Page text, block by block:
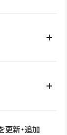
たうえで、
の場合は、
けではないた
・リダイレク
の運用、権限管
、個別の要件が
の上限、権限
更新・追加